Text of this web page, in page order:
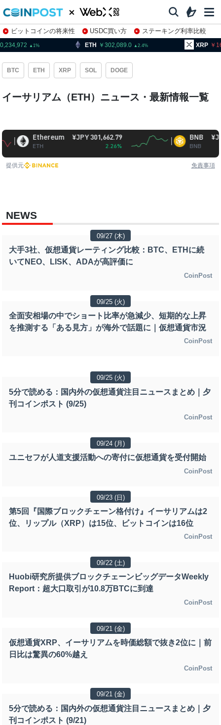
ビットコインの将来性 USDC買い方
ステーキング利率比較
株特集・関連銘柄
1 ETH 302,089.0 2.4 XRP
BTC ETH XRP SOL DOGE
イーサリアム（ETH）ニュース・最新情報一覧
Ethereum
ETH
¥JPY 301,662.79 BNB
BNB
¥JPY
提供元 免責事項
NEWS
09/27 (木)
大手3社、仮想通貨レーティング比較：BTC、ETHに続
いてNEO、LISK、ADAが高評価に
CoinPost
09/25 (火)
全面安相場の中でショート比率が急減少、短期的な上昇
を推測する「ある見方」が海外で話題に｜仮想通貨市況
CoinPost
09/25 (火)
5分で読める：国内外の仮想通貨注目ニュースまとめ｜夕
刊コインポスト (9/25)
CoinPost
09/24 (月)
ユニセフが人道支援活動への寄付に仮想通貨を受付開始
CoinPost
09/23 (日)
第5回『国際ブロックチェーン格付け』イーサリアムは2
位、リップル（XRP）は15位、ビットコインは16位
CoinPost
09/22 (土)
Huobi研究所提供ブロックチェーンビッグデータWeekly
Report：超大口取引が10.8万BTCに到達
CoinPost
09/21 (金)
仮想通貨XRP、イーサリアムを時価総額で抜き2位に｜前
日比は驚異の60%越え
CoinPost
09/21 (金)
5分で読める：国内外の仮想通貨注目ニュースまとめ｜夕
刊コインポスト (9/21)